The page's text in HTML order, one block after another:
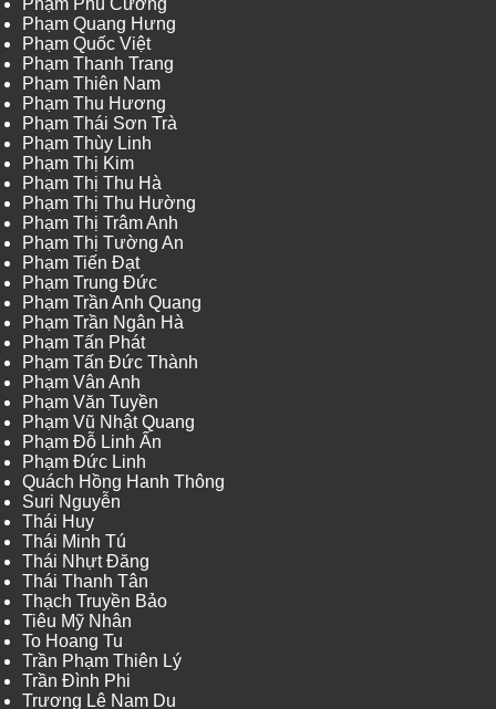
Phạm Quang Hưng
Phạm Quốc Việt
Phạm Thanh Trang
Phạm Thiên Nam
Phạm Thu Hương
Phạm Thái Sơn Trà
Phạm Thùy Linh
Phạm Thị Kim
Phạm Thị Thu Hà
Phạm Thị Thu Hường
Phạm Thị Trâm Anh
Phạm Thị Tường An
Phạm Tiến Đạt
Phạm Trung Đức
Phạm Trần Anh Quang
Phạm Trần Ngân Hà
Phạm Tấn Phát
Phạm Tấn Đức Thành
Phạm Vân Anh
Phạm Văn Tuyền
Phạm Vũ Nhật Quang
Phạm Đỗ Linh Ấn
Phạm Đức Linh
Quách Hồng Hanh Thông
Suri Nguyễn
Thái Huy
Thái Minh Tú
Thái Nhựt Đăng
Thái Thanh Tân
Thạch Truyền Bảo
Tiêu Mỹ Nhân
To Hoang Tu
Trần Phạm Thiên Lý
Trần Đình Phi
Trương Lê Nam Du